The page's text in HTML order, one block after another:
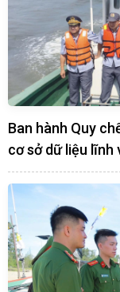
Ban hành Quy
cơ sở dữ liệu lĩnh